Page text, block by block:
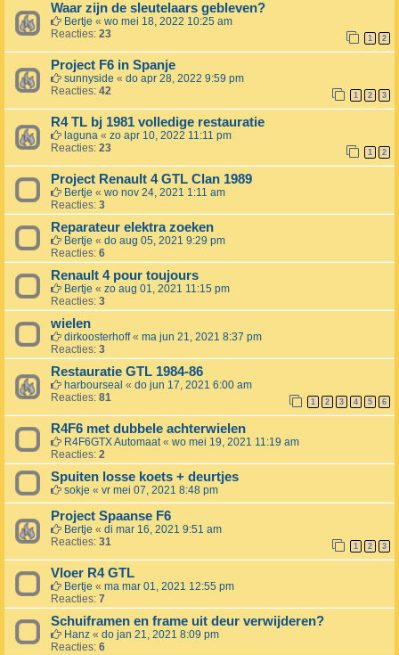
Waar zijn de sleutelaars gebleven?
Bertje « wo mei 18, 2022 10:25 am
Reacties: 23 1 2
Project F6 in Spanje
sunnyside « do apr 28, 2022 9:59 pm
Reacties: 42 1 2 3
R4 TL bj 1981 volledige restauratie
laguna « zo apr 10, 2022 11:11 pm
Reacties: 23 1 2
Project Renault 4 GTL Clan 1989
Bertje « wo nov 24, 2021 1:11 am
Reacties: 3
Reparateur elektra zoeken
Bertje « do aug 05, 2021 9:29 pm
Reacties: 6
Renault 4 pour toujours
Bertje « zo aug 01, 2021 11:15 pm
Reacties: 3
wielen
dirkoosterhoff« ma jun 21, 2021 8:37 pm
Reacties: 3
Restauratie GTL 1984-86
harbourseal « do jun 17, 2021 6:00 am
Reacties: 81 1 2 3 4 5 6
R4F6 met dubbele achterwielen
R4F6GTX Automaat« wo mei 19, 2021 11:19 am
Reacties: 2
Spuiten losse koets + deurtjes
sokje « vr mei 07, 2021 8:48 pm
Project Spaanse F6
Bertje « di mar 16, 2021 9:51 am
Reacties: 31 1 2 3
Vloer R4 GTL
Bertje « ma mar 01, 2021 12:55 pm
Reacties: 7
Schuiframen en frame uit deur verwijderen?
Hanz « do jan 21, 2021 8:09 pm
Reacties: 6